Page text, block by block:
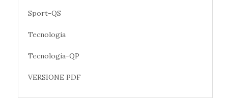
Sport-QS
Tecnologia
Tecnologia-QP
VERSIONE PDF